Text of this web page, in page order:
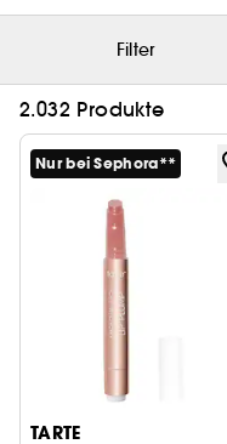
neuesten Trends und
haves für jeden
Filter
2.032 Produkte
Nur bei Sephora**
TARTE